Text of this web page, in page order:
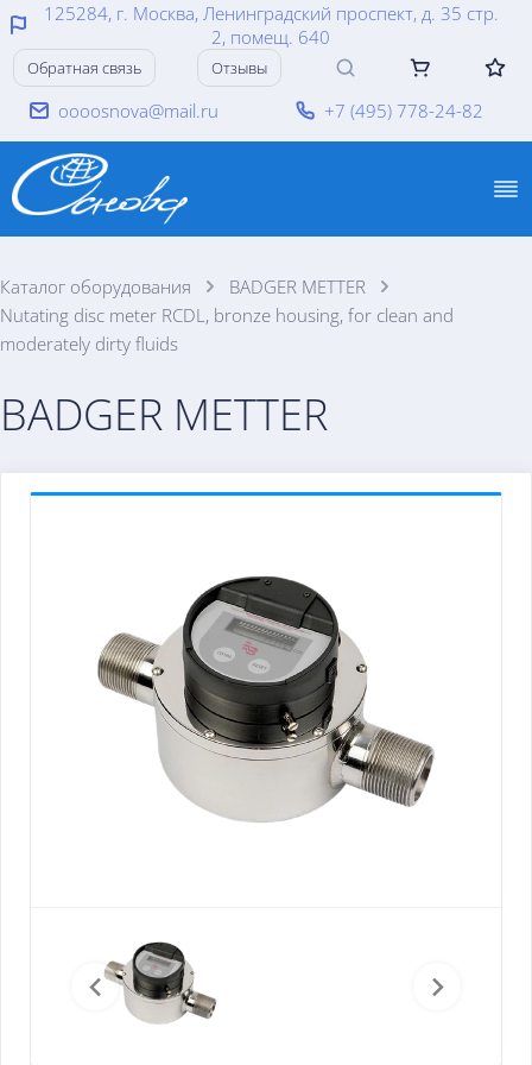
125284, г. Москва, Ленинградский проспект, д. 35 стр.
2, помещ. 640
oooosnova@mail.ru +7 (495) 778-24-82
Обратная связь Отзывы
Каталог оборудования
BADGER METTER
Nutating disc meter RCDL, bronze housing, for clean and
moderately dirty fluids
BADGER METTER